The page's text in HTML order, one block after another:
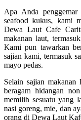
Apa Anda penggemar
seafood kukus, kami
Dewa Laut Cafe
makanan laut,
Kami pun tawarkan
sajian kami, termasuk
mayo pedas.
Selain sajian
beragam hidangan
memilih sesuatu yang
nasi goreng, mie, dan
orang di Dewa Laut